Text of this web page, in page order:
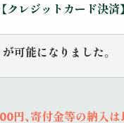
クレジットカード決済
が可能になりました。
円、寄付金等の納入